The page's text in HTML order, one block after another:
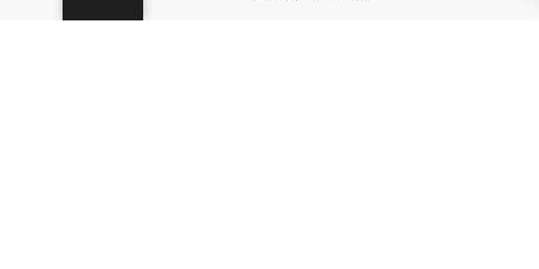
Private Villen für 10, 7 oder bis zu 17